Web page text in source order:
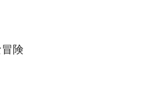
険